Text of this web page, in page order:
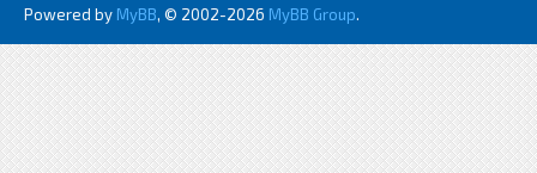
Powered by MyBB, © 2002-2026 MyBB Group.